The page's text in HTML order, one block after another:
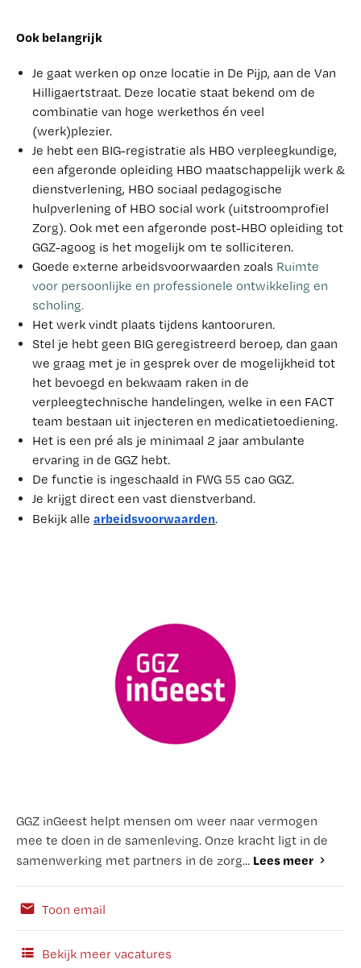
Ook belangrijk
Je gaat werken op onze locatie in De Pijp, aan de Van
Hilligaertstraat. Deze locatie staat bekend om de
combinatie van hoge werkethos én veel
(werk)plezier.
Je hebt een BIG-registratie als HBO verpleegkundige,
een afgeronde opleiding HBO maatschappelijk werk &
dienstverlening, HBO sociaal pedagogische
hulpverlening of HBO social work (uitstroomprofiel
Zorg). Ook met een afgeronde post-HBO opleiding tot
GGZ-agoog is het mogelijk om te solliciteren.
Goede externe arbeidsvoorwaarden zoals Ruimte
voor persoonlijke en professionele ontwikkeling en
scholing.
Het werk vindt plaats tijdens kantooruren.
Stel je hebt geen BIG geregistreerd beroep, dan gaan
we graag met je in gesprek over de mogelijkheid tot
het bevoegd en bekwaam raken in de
verpleegtechnische handelingen, welke in een FACT
team bestaan uit injecteren en medicatietoediening.
Het is een pré als je minimaal 2 jaar ambulante
ervaring in de GGZ hebt.
De functie is ingeschaald in FWG 55 cao GGZ.
Je krijgt direct een vast dienstverband.
Bekijk alle arbeidsvoorwaarden.
GGZ inGeest helpt mensen om weer naar vermogen
mee te doen in de samenleving. Onze kracht ligt in de
samenwerking met partners in de zorg... Lees meer
Toon email
Bekijk meer vacatures